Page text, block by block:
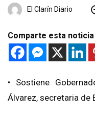
El Clarín Diario
Comparte esta noticia
• Sostiene
Álvarez, secretaria de